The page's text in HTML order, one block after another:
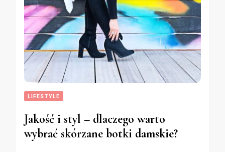
LIFESTYLE
Jakość i styl – dlaczego warto
wybrać skórzane botki damskie?